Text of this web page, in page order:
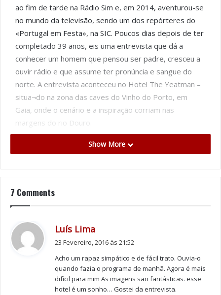
ao fim de tarde na Rádio Sim e, em 2014, aventurou-se
no mundo da televisão, sendo um dos repórteres do
«Portugal em Festa», na SIC. Poucos dias depois de ter
completado 39 anos, eis uma entrevista que dá a
conhecer um homem que pensou ser padre, cresceu a
ouvir rádio e que assume ter pronúncia e sangue do
norte. A entrevista aconteceu no Hotel The Yeatman –
situa¬do na zona das caves do Vinho do Porto, em
Gaia, onde o cenário e a inspiração corriam nas
margens do rio Douro.
Texto e Fotos: António Gomes Costa
os dias em “Livre-Trânsito”, na Rádio Sim?
tudo fica mais fácil. Tenho o privilégio de, todos os dias,
ter “Livre Trânsito” para fazer o que gosto e penso que
o faço bem.
Que tipo de traquejo profissional que o horário que
fazia logo pela manhã lhe trouxe?
Show More
7 Comments
Luís Lima
:
23 Fevereiro, 2016 às 21:52
Acho um rapaz simpático e de fácil trato. Ouvia-o
quando fazia o programa de manhã. Agora é mais
difícil para mim As imagens são fantásticas. esse
hotel é um sonho… Gostei da entrevista.